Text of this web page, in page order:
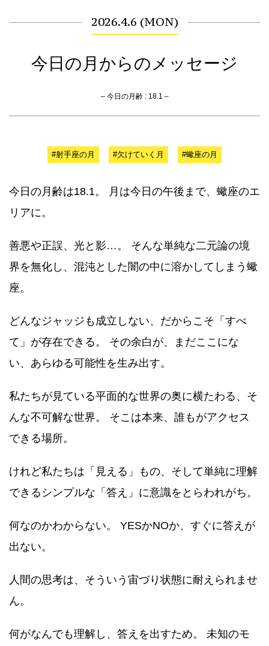
2026.4.6 (MON)
今日の月からのメッセージ
– 今日の月齢 : 18.1 –
#射手座の月 #欠けていく月 #蠍座の月
今日の月齢は18.1。 月は今日の午後まで、蠍座のエ
リアに。
善悪や正誤、光と影…。 そんな単純な二元論の境
界を無化し、混沌とした闇の中に溶かしてしまう蠍
座。
どんなジャッジも成立しない、だからこそ「すべ
て」が存在できる。 その余白が、まだここにな
い、あらゆる可能性を生み出す。
私たちが見ている平面的な世界の奥に横たわる、そ
んな不可解な世界。 そこは本来、誰もがアクセス
できる場所。
けれど私たちは「見える」もの、そして単純に理解
できるシンプルな「答え」に意識をとらわれがち。
何なのかわからない。 YESかNOか、すぐに答えが
出ない。
人間の思考は、そういう宙づり状態に耐えられませ
ん。
何がなんでも理解し、答えを出すため。 未知のモ